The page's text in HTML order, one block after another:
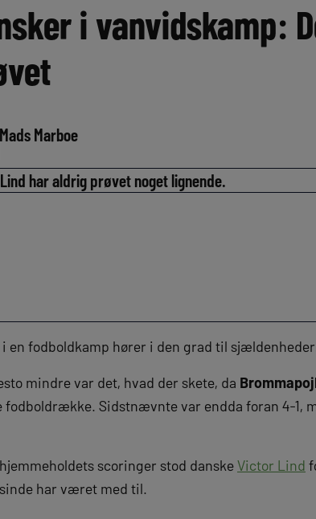
i vanvidskamp:
Mads Marboe
har aldrig prøvet noget lignende.
i en fodboldkamp hører i den grad til
mindre var det, hvad der skete, da
fodboldrække. Sidstnævnte var endda foran 4-1,
scoringer stod danskeVictor Lind
har været med til.